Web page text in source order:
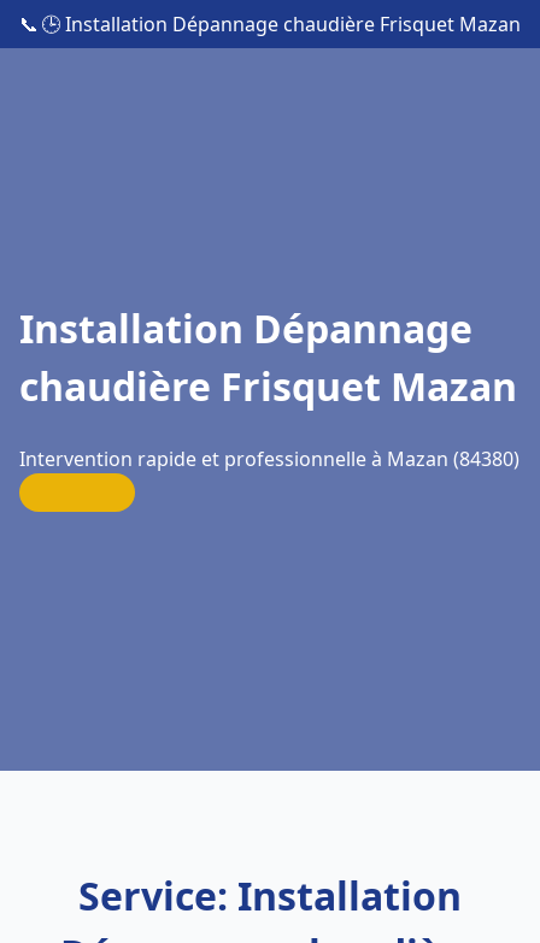
📞 🕒 Installation Dépannage chaudière Frisquet Mazan
Installation Dépannage
chaudière Frisquet Mazan
Intervention rapide et professionnelle à Mazan (84380)
Service: Installation